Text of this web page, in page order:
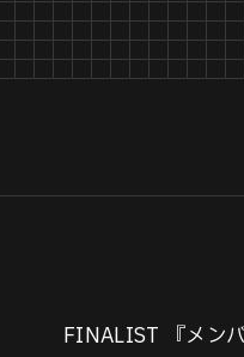
FINALIST 『メン